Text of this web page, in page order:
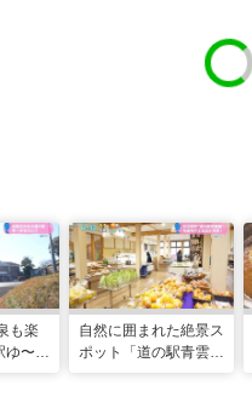
も楽
ゆ〜ぱ
自然に囲まれた絶景ス
ポット「道の駅青雲